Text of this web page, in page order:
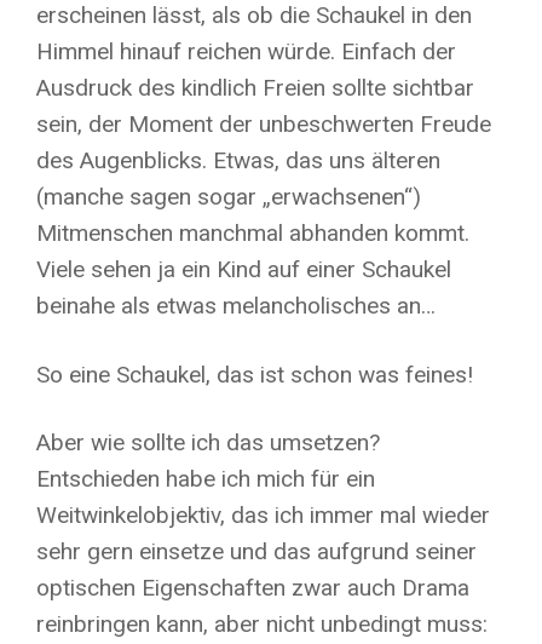
erscheinen lässt, als ob die Schaukel in den
Himmel hinauf reichen würde. Einfach der
Ausdruck des kindlich Freien sollte sichtbar
sein, der Moment der unbeschwerten Freude
des Augenblicks. Etwas, das uns älteren
(manche sagen sogar „erwachsenen“)
Mitmenschen manchmal abhanden kommt.
Viele sehen ja ein Kind auf einer Schaukel
beinahe als etwas melancholisches an…
So eine Schaukel, das ist schon was feines!
Aber wie sollte ich das umsetzen?
Entschieden habe ich mich für ein
Weitwinkelobjektiv, das ich immer mal wieder
sehr gern einsetze und das aufgrund seiner
optischen Eigenschaften zwar auch Drama
reinbringen kann, aber nicht unbedingt muss: